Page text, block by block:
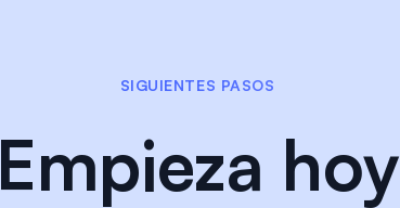
SIGUIENTES PASOS
Empieza hoy